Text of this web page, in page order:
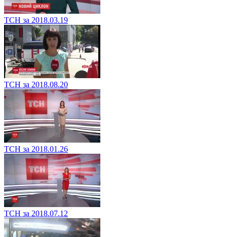
ТСН за 2018.03.19
ТСН за 2018.08.20
ТСН за 2018.01.26
ТСН за 2018.07.12